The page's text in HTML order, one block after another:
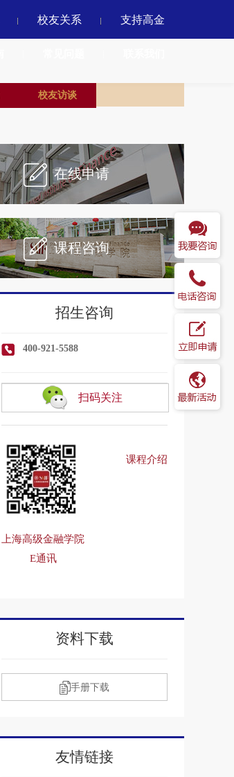
校友关系 支持高金
校友访谈
在线申请
课程咨询
招生咨询
400-921-5588
扫码关注
上海高级金融学院
E通讯
课程介绍
资料下载
手册下载
友情链接